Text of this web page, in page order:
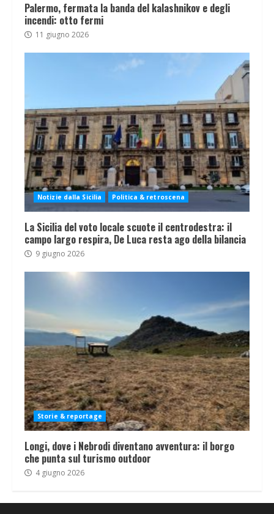
Palermo, fermata la banda del kalashnikov e degli
incendi: otto fermi
11 giugno 2026
Notizie dalla Sicilia Politica & retroscena
La Sicilia del voto locale scuote il centrodestra: il
campo largo respira, De Luca resta ago della bilancia
9 giugno 2026
Storie & reportage
Longi, dove i Nebrodi diventano avventura: il borgo
che punta sul turismo outdoor
4 giugno 2026